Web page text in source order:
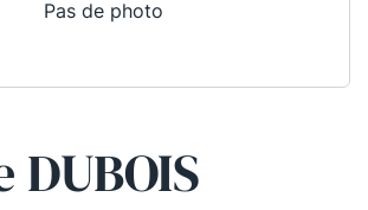
Pas de photo
nous ?